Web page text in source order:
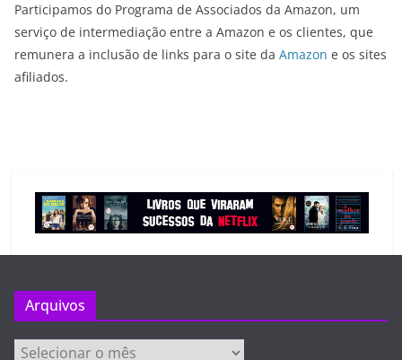
Participamos do Programa de Associados da Amazon, um
serviço de intermediação entre a Amazon e os clientes, que
remunera a inclusão de links para o site da Amazon e os sites
afiliados.
Arquivos
Arquivos